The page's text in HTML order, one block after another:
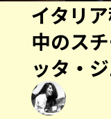
イタリ
中のス
ッタ・ジ